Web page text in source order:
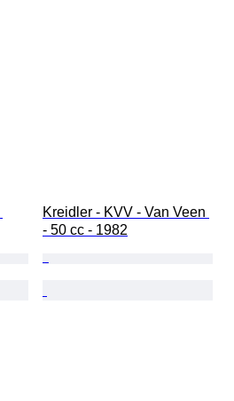
Kreidler - KVV - Van Veen
- 50 cc - 1982